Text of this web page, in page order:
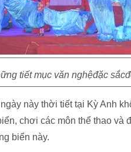
tiết mục văn nghệđặc
này thời tiết tại Kỳ Anh
chơi các môn thể thao
biển này.